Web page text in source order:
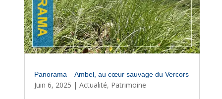
Panorama – Ambel, au cœur sauvage du Vercors
Juin 6, 2025 | Actualité, Patrimoine